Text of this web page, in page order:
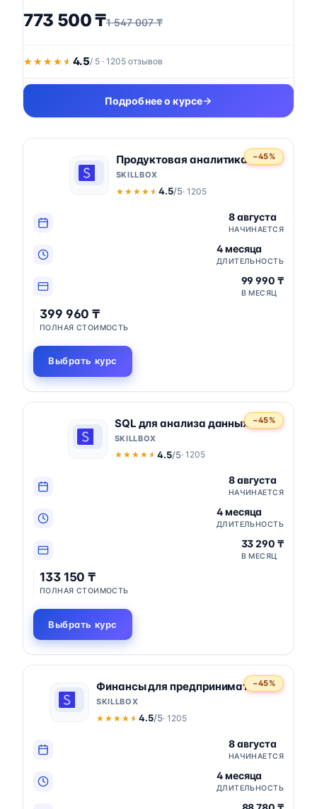
773 500 ₸1 547 007 ₸
★★★★★
★★★★★ 4.5/ 5 · 1205 отзывов
Подробнее о курсе
−45%
Продуктовая аналитика
SKILLBOX
★★★★★
★★★★★ 4.5/5· 1205
8 августа
НАЧИНАЕТСЯ
4 месяца
ДЛИТЕЛЬНОСТЬ
99 990 ₸
В МЕСЯЦ
399 960 ₸
ПОЛНАЯ СТОИМОСТЬ
Выбрать курс
−45%
SQL для анализа данных
SKILLBOX
★★★★★
★★★★★ 4.5/5· 1205
8 августа
НАЧИНАЕТСЯ
4 месяца
ДЛИТЕЛЬНОСТЬ
33 290 ₸
В МЕСЯЦ
133 150 ₸
ПОЛНАЯ СТОИМОСТЬ
Выбрать курс
−45%
Финансы для предпринимателя
SKILLBOX
★★★★★
★★★★★ 4.5/5· 1205
8 августа
НАЧИНАЕТСЯ
4 месяца
ДЛИТЕЛЬНОСТЬ